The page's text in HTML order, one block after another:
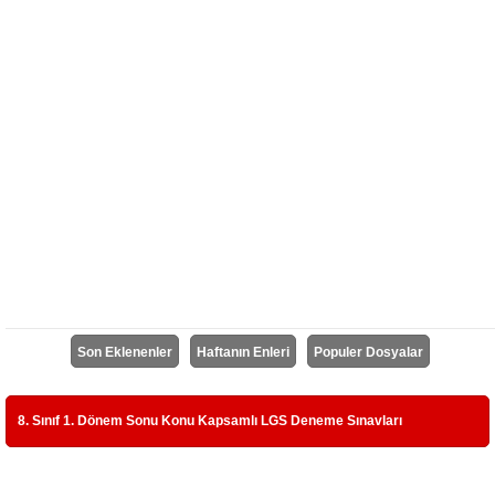
Son Eklenenler Haftanın Enleri Populer Dosyalar
8. Sınıf 1. Dönem Sonu Konu Kapsamlı LGS Deneme Sınavları